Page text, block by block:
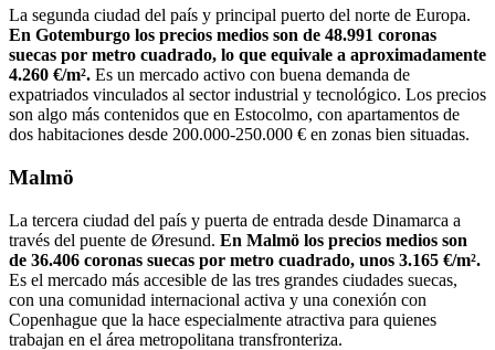
La segunda ciudad del país y principal puerto del norte de Europa.
En Gotemburgo los precios medios son de 48.991 coronas
suecas por metro cuadrado, lo que equivale a aproximadamente
4.260 €/m². Es un mercado activo con buena demanda de
expatriados vinculados al sector industrial y tecnológico. Los precios
son algo más contenidos que en Estocolmo, con apartamentos de
dos habitaciones desde 200.000-250.000 € en zonas bien situadas.
Malmö
La tercera ciudad del país y puerta de entrada desde Dinamarca a
través del puente de Øresund. En Malmö los precios medios son
de 36.406 coronas suecas por metro cuadrado, unos 3.165 €/m².
Es el mercado más accesible de las tres grandes ciudades suecas,
con una comunidad internacional activa y una conexión con
Copenhague que la hace especialmente atractiva para quienes
trabajan en el área metropolitana transfronteriza.